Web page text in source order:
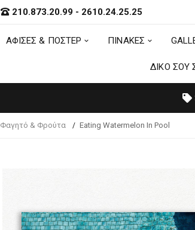
ΑΦΙΣΕΣ & ΠΟΣΤΕΡ ΠΙΝΑΚΕΣ
ΔΙΚΟ ΣΟΥ
210.873.20.99 - 2610.24.25.25
ΑΦΙΣΕΣ & ΠΟΣΤΕΡ ΠΙΝΑΚΕΣ
ΔΙΚΟ ΣΟΥ
Φαγητό & Φρούτα Eating Watermelon In Pool